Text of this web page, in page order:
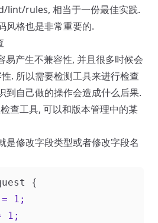
lint/rules, 相当于一份最佳实践.
风格也是非常重要的.
易产生不兼容性, 并且很多时候会
. 所以需要检测工具来进行检查
到自己做的操作会造成什么后果.
查工具, 可以和版本管理中的某
是修改字段类型或者修改字段名